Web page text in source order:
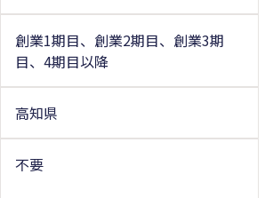
創業1期目、創業2期目、創業3期
目、4期目以降
高知県
不要